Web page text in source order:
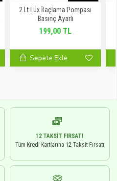
2 Lt Lüx İlaçlama Pompası
Basınç Ayarlı
199,00 TL
Sepete Ekle
12 TAKSIT FIRSATI
Tüm Kredi Kartlarına 12 Taksit Fırsatı